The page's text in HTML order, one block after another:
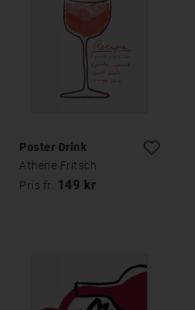
Poster Drink
Athene Fritsch
Pris fr. 149 kr